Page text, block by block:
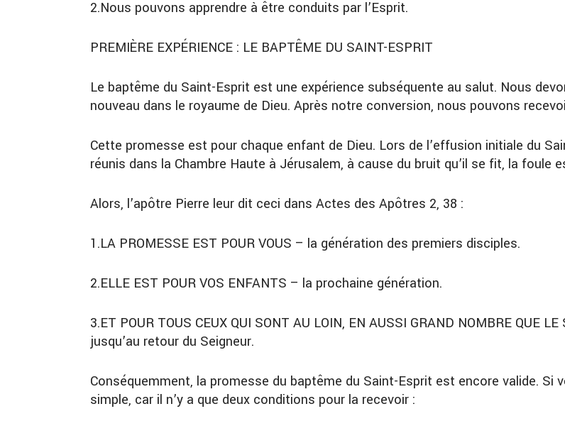
2.Nous pouvons apprendre à être conduits par l’Esprit.
PREMIÈRE EXPÉRIENCE : LE BAPTÊME DU SAINT-ESPRIT
Le baptême du Saint-Esprit est une expérience subséquente au salut. Nous
nouveau dans le royaume de Dieu. Après notre conversion, nous pouvons
Cette promesse est pour chaque enfant de Dieu. Lors de l’effusion initiale du
réunis dans la Chambre Haute à Jérusalem, à cause du bruit qu’il se fit, la foule
Alors, l’apôtre Pierre leur dit ceci dans Actes des Apôtres 2, 38 :
1.LA PROMESSE EST POUR VOUS – la génération des premiers disciples.
2.ELLE EST POUR VOS ENFANTS – la prochaine génération.
3.ET POUR TOUS CEUX QUI SONT AU LOIN, EN AUSSI GRAND NOMBRE QUE
jusqu’au retour du Seigneur.
Conséquemment, la promesse du baptême du Saint-Esprit est encore valide. Si
simple, car il n’y a que deux conditions pour la recevoir :